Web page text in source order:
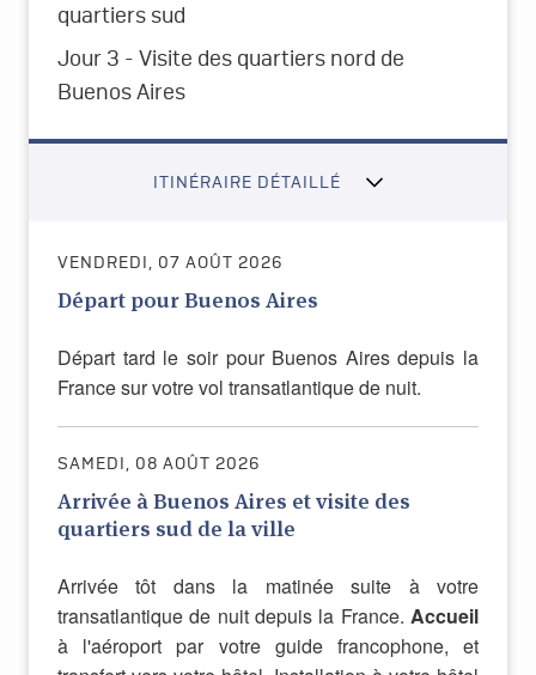
quartiers sud
Jour 3 - Visite des quartiers nord de
Buenos Aires
ITINÉRAIRE DÉTAILLÉ
VENDREDI, 07 AOÛT 2026
Départ pour Buenos Aires
Départ tard le soir pour Buenos Aires depuis la
France sur votre vol transatlantique de nuit.
SAMEDI, 08 AOÛT 2026
Arrivée à Buenos Aires et visite des
quartiers sud de la ville
Arrivée tôt dans la matinée suite à votre
transatlantique de nuit depuis la France. Accueil
à l'aéroport par votre guide francophone, et